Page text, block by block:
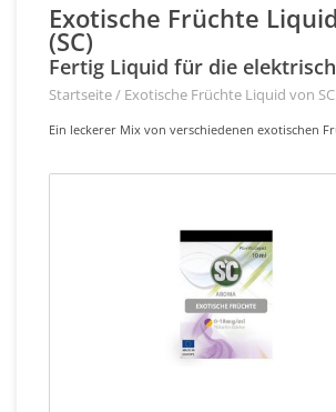
Exotische Früchte
(SC)
Fertig Liquid für die
Startseite/ Exotische Früchte Liquid von SC
Ein leckerer Mix von verschiedenen exotischen